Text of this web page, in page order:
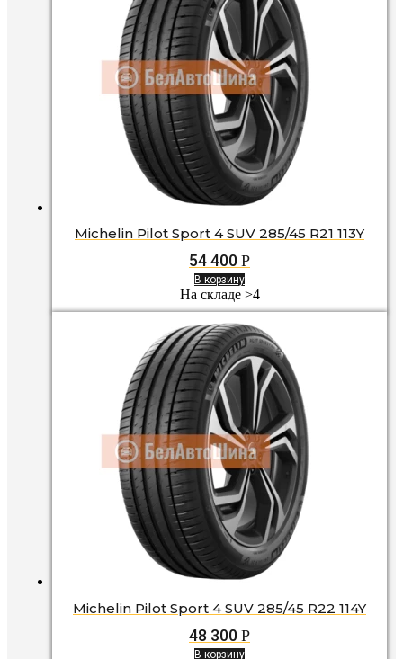
Michelin Pilot Sport 4 SUV 285/45 R21 113Y
54 400 Р
В корзину
На складе >4
Michelin Pilot Sport 4 SUV 285/45 R22 114Y
48 300 Р
В корзину